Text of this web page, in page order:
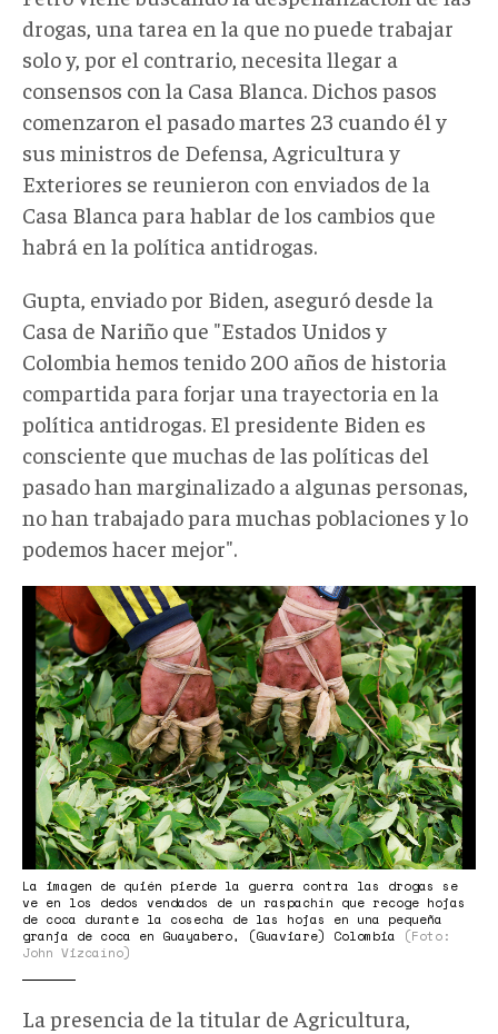
drogas, una tarea en la que no puede trabajar
solo y, por el contrario, necesita llegar a
consensos con la Casa Blanca. Dichos pasos
comenzaron el pasado martes 23 cuando él y
sus ministros de Defensa, Agricultura y
Exteriores se reunieron con enviados de la
Casa Blanca para hablar de los cambios que
habrá en la política antidrogas.
Gupta, enviado por Biden, aseguró desde la
Casa de Nariño que "Estados Unidos y
Colombia hemos tenido 200 años de historia
compartida para forjar una trayectoria en la
política antidrogas. El presidente Biden es
consciente que muchas de las políticas del
pasado han marginalizado a algunas personas,
no han trabajado para muchas poblaciones y lo
podemos hacer mejor".
39267_1578911.jpg
La imagen de quién pierde la guerra contra las drogas se
ve en los dedos vendados de un raspachín que recoge hojas
de coca durante la cosecha de las hojas en una pequeña
granja de coca en Guayabero, (Guaviare) Colombia
(Foto:
John Vizcaíno)
La presencia de la titular de Agricultura,